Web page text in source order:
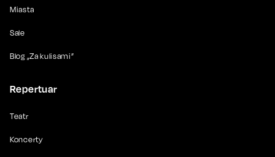
Miasta
Sale
Blog „Za kulisami”
Repertuar
Teatr
Koncerty